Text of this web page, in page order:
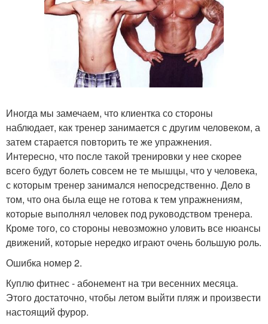
Иногда мы замечаем, что клиентка со стороны
наблюдает, как тренер занимается с другим человеком, а
затем старается повторить те же упражнения.
Интересно, что после такой тренировки у нее скорее
всего будут болеть совсем не те мышцы, что у человека,
с которым тренер занимался непосредственно. Дело в
том, что она была еще не готова к тем упражнениям,
которые выполнял человек под руководством тренера.
Кроме того, со стороны невозможно уловить все нюансы
движений, которые нередко играют очень большую роль.
Ошибка номер 2.
Куплю фитнес - абонемент на три весенних месяца.
Этого достаточно, чтобы летом выйти пляж и произвести
настоящий фурор.